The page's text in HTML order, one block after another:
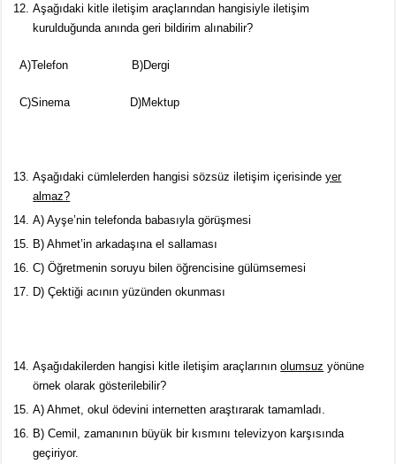
Aşağıdaki kitle iletişim araçlarından hangisiyle iletişim
kurulduğunda anında geri bildirim alınabilir?
A)Telefon B)Dergi
C)Sinema D)Mektup
Aşağıdaki cümlelerden hangisi sözsüz iletişim içerisindeyer
almaz?
A) Ayşe’nin telefonda babasıyla görüşmesi
B) Ahmet’in arkadaşına el sallaması
C) Öğretmenin soruyu bilen öğrencisine gülümsemesi
D) Çektiği acının yüzünden okunması
Aşağıdakilerden hangisi kitle iletişim araçlarınınolumsuz yönüne
örnek olarak gösterilebilir?
A) Ahmet, okul ödevini internetten araştırarak tamamladı.
B) Cemil, zamanının büyük bir kısmını televizyon karşısında
geçiriyor.